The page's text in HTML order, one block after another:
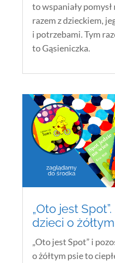
to wspaniały pomysł
razem z dzieckiem,
i potrzebami. Tym
to Gąsieniczka.
„Oto jest
dzieci o
„Oto jest Spot” i
o żółtym psie to